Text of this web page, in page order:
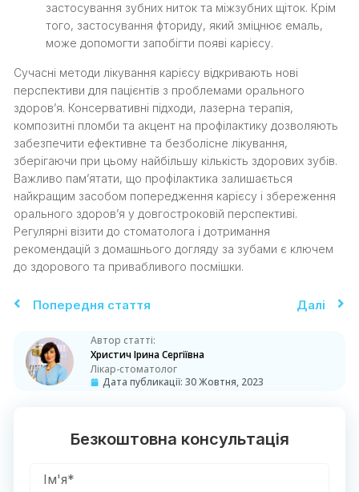
застосування зубних ниток та міжзубних щіток. Крім
того, застосування фториду, який зміцнює емаль,
може допомогти запобігти появі карієсу.
Сучасні методи лікування карієсу відкривають нові
перспективи для пацієнтів з проблемами орального
здоров’я. Консервативні підходи, лазерна терапія,
композитні пломби та акцент на профілактику дозволяють
забезпечити ефективне та безболісне лікування,
зберігаючи при цьому найбільшу кількість здорових зубів.
Важливо пам’ятати, що профілактика залишається
найкращим засобом попередження карієсу і збереження
орального здоров’я у довгостроковій перспективі.
Регулярні візити до стоматолога і дотримання
рекомендацій з домашнього догляду за зубами є ключем
до здорового та привабливого посмішки.
Попередня стаття Далі
Автор статті:
Христич Ірина Сергіївна
Лікар-стоматолог
Дата публикації: 30 Жовтня, 2023
Безкоштовна консультація